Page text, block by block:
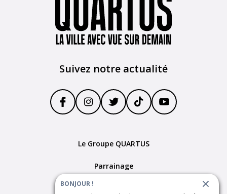
Suivez notre actualité
Le Groupe QUARTUS
Parrainage
Devenir partenaire
BONJOUR !